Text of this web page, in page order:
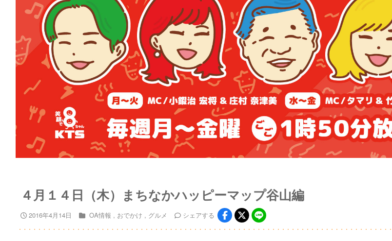
４月１４日（木）まちなかハッピーマップ谷山編
2016年4月14日 OA情報 おでかけ グルメ シェアする